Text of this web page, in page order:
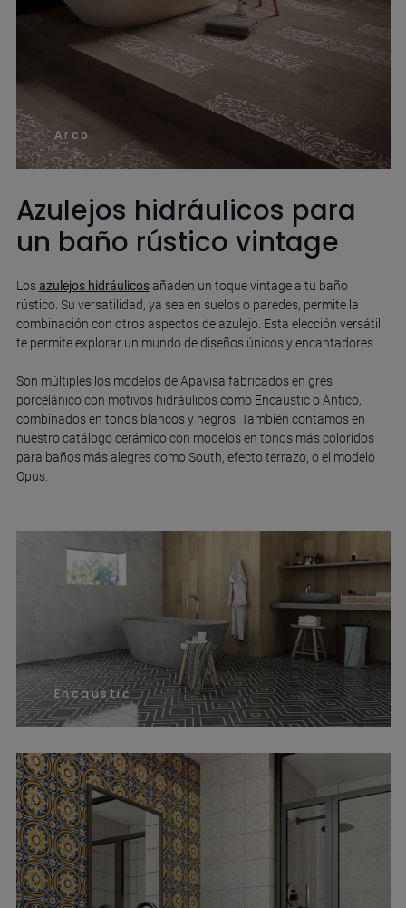
Arco
Azulejos hidráulicos para
un baño rústico vintage
Losazulejos hidráulicosañaden un toque vintage a tu baño
rústico. Su versatilidad, ya sea en suelos o paredes, permite la
combinación con otros aspectos de azulejo. Esta elección versátil
te permite explorar un mundo de diseños únicos y encantadores.
Son múltiples los modelos de Apavisa fabricados en gres
porcelánico con motivos hidráulicos como Encaustic o Antico,
combinados en tonos blancos y negros. También contamos en
nuestro catálogo cerámico con modelos en tonos más coloridos
para baños más alegres como South, efecto terrazo, o el modelo
Opus.
Encaustic